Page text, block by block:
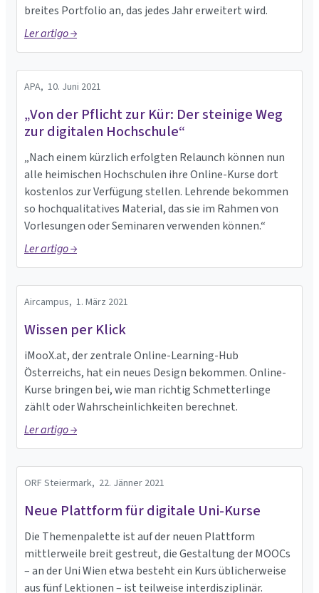
breites Portfolio an, das jedes Jahr erweitert wird.
Ler artigo →
APA, 10. Juni 2021
„Von der Pflicht zur Kür: Der steinige Weg
zur digitalen Hochschule“
„Nach einem kürzlich erfolgten Relaunch können nun
alle heimischen Hochschulen ihre Online-Kurse dort
kostenlos zur Verfügung stellen. Lehrende bekommen
so hochqualitatives Material, das sie im Rahmen von
Vorlesungen oder Seminaren verwenden können.“
Ler artigo →
Aircampus, 1. März 2021
Wissen per Klick
iMooX.at, der zentrale Online-Learning-Hub
Österreichs, hat ein neues Design bekommen. Online-
Kurse bringen bei, wie man richtig Schmetterlinge
zählt oder Wahrscheinlichkeiten berechnet.
Ler artigo →
ORF Steiermark, 22. Jänner 2021
Neue Plattform für digitale Uni-Kurse
Die Themenpalette ist auf der neuen Plattform
mittlerweile breit gestreut, die Gestaltung der MOOCs
– an der Uni Wien etwa besteht ein Kurs üblicherweise
aus fünf Lektionen – ist teilweise interdisziplinär.